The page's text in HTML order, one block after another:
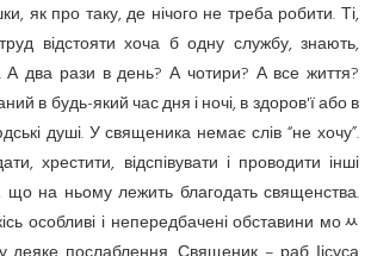
як про таку, де нічого не треба робити. Ті,
відстояти хоча б одну службу, знають,
А два рази в день? А чотири? А все життя?
в будь-який час дня і ночі, в здоров'ї або в
душі. У священика немає слів “не хочу”.
хрестити, відспівувати і проводити інші
що на ньому лежить благодать священства.
особливі і непередбачені обставини моﾶ